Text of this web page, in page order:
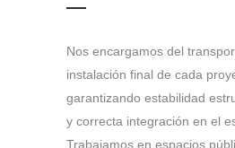
Nos encargamos del
instalación final de cada
garantizando estabilidad
y correcta integración en el
Trabajamos en espacios